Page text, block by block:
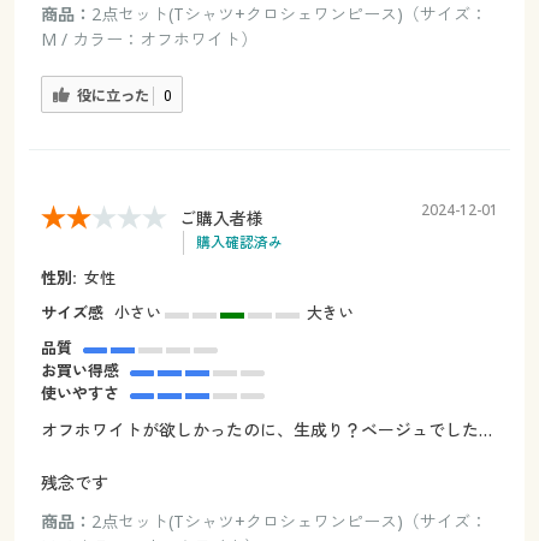
商品： 2点セット(Tシャツ+クロシェワンピース)（サイズ：
M / カラー：オフホワイト）
役に立った 0
ご購入者様
購入確認済み
2024-12-01
性別: 女性
サイズ感 小さい
大きい
品質
お買い得感
使いやすさ
オフホワイトが欲しかったのに、生成り？ベージュでした…
残念です
商品： 2点セット(Tシャツ+クロシェワンピース)（サイズ：